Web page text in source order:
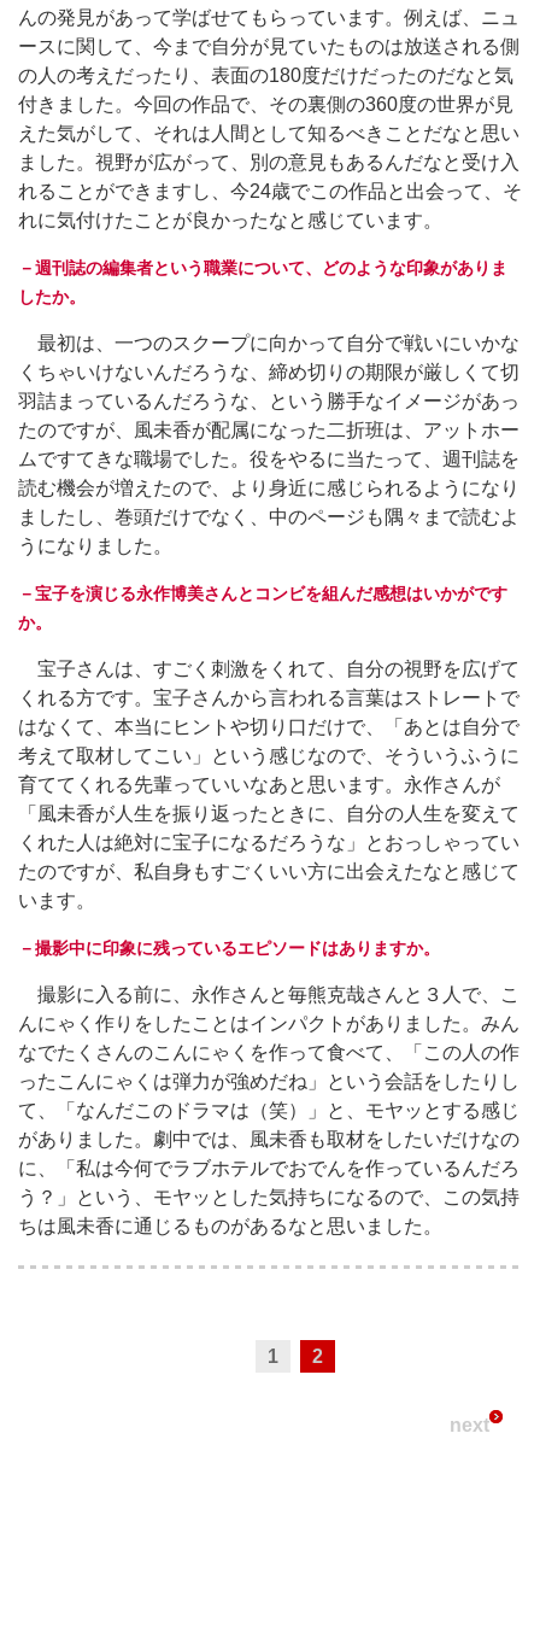
んの発見があって学ばせてもらっています。例えば、ニュ
ースに関して、今まで自分が見ていたものは放送される側
の人の考えだったり、表面の180度だけだったのだなと気
付きました。今回の作品で、その裏側の360度の世界が見
えた気がして、それは人間として知るべきことだなと思い
ました。視野が広がって、別の意見もあるんだなと受け入
れることができますし、今24歳でこの作品と出会って、そ
れに気付けたことが良かったなと感じています。
－週刊誌の編集者という職業について、どのような印象がありま
したか。
最初は、一つのスクープに向かって自分で戦いにいかな
くちゃいけないんだろうな、締め切りの期限が厳しくて切
羽詰まっているんだろうな、という勝手なイメージがあっ
たのですが、風未香が配属になった二折班は、アットホー
ムですてきな職場でした。役をやるに当たって、週刊誌を
読む機会が増えたので、より身近に感じられるようになり
ましたし、巻頭だけでなく、中のページも隅々まで読むよ
うになりました。
－宝子を演じる永作博美さんとコンビを組んだ感想はいかがです
か。
宝子さんは、すごく刺激をくれて、自分の視野を広げて
くれる方です。宝子さんから言われる言葉はストレートで
はなくて、本当にヒントや切り口だけで、「あとは自分で
考えて取材してこい」という感じなので、そういうふうに
育ててくれる先輩っていいなあと思います。永作さんが
「風未香が人生を振り返ったときに、自分の人生を変えて
くれた人は絶対に宝子になるだろうな」とおっしゃってい
たのですが、私自身もすごくいい方に出会えたなと感じて
います。
－撮影中に印象に残っているエピソードはありますか。
撮影に入る前に、永作さんと毎熊克哉さんと３人で、こ
んにゃく作りをしたことはインパクトがありました。みん
なでたくさんのこんにゃくを作って食べて、「この人の作
ったこんにゃくは弾力が強めだね」という会話をしたりし
て、「なんだこのドラマは（笑）」と、モヤッとする感じ
がありました。劇中では、風未香も取材をしたいだけなの
に、「私は今何でラブホテルでおでんを作っているんだろ
う？」という、モヤッとした気持ちになるので、この気持
ちは風未香に通じるものがあるなと思いました。
1 2
next